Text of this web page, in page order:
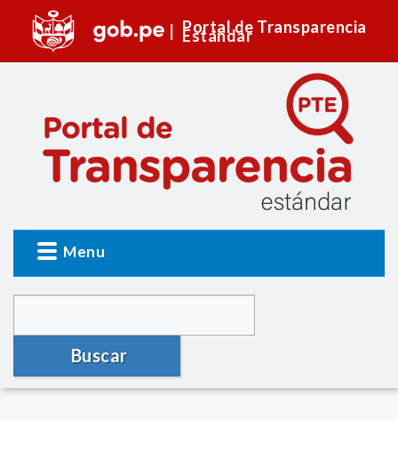
Portal de Transparencia
Estándar
Menu
Buscar